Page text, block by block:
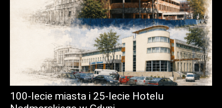
100-lecie miasta i 25-lecie Hotelu